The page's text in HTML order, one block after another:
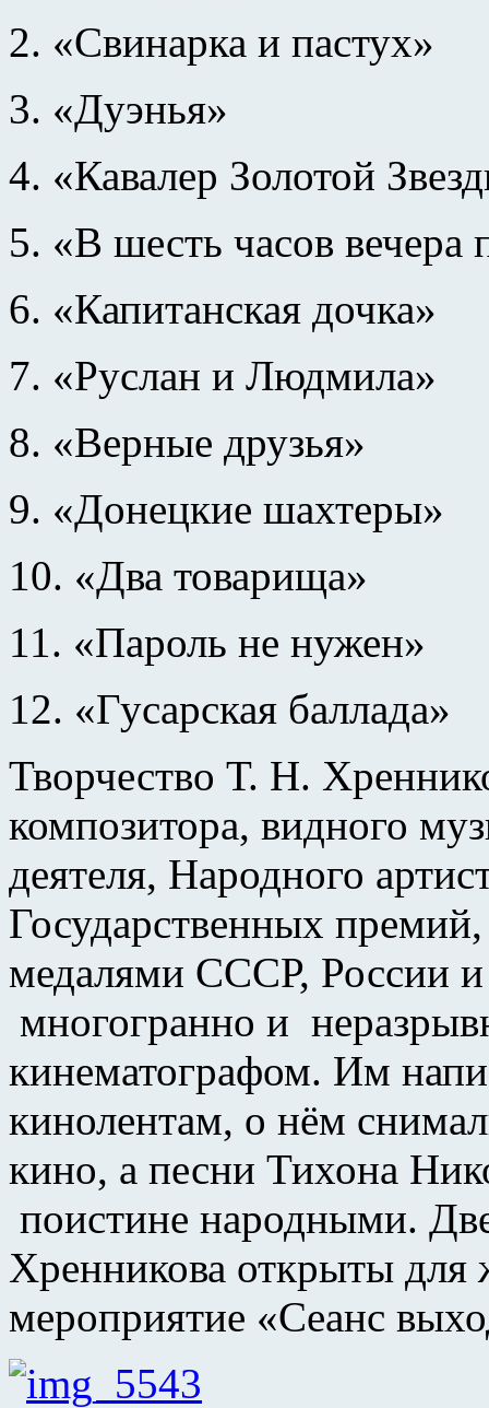
2. «Свинарка и пастух»
3. «Дуэнья»
4. «Кавалер Золотой
5. «В шесть часов вечера
6. «Капитанская дочка»
7. «Руслан и Людмила»
8. «Верные друзья»
9. «Донецкие шахтеры»
10. «Два товарища»
11. «Пароль не нужен»
12. «Гусарская баллада»
Творчество Т. Н.
композитора, видного
деятеля, Народного
Государственных
медалями СССР, России
многогранно и
кинематографом. Им
кинолентам, о нём
кино, а песни Тихона
поистине народными.
Хренникова открыты
мероприятие «Сеанс